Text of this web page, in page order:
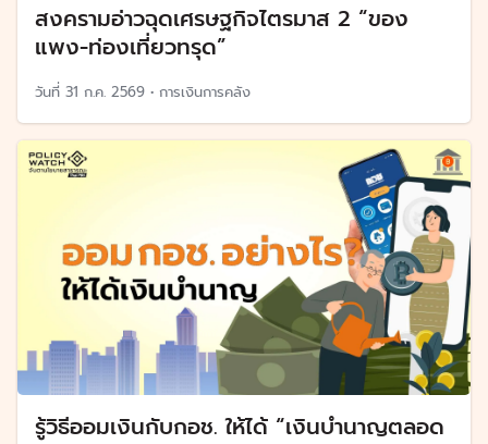
สงครามอ่าวฉุดเศรษฐกิจไตรมาส 2 “ของ
แพง-ท่องเที่ยวทรุด”
วันที่ 31 ก.ค. 2569 • การเงินการคลัง
รู้วิธีออมเงินกับกอช. ให้ได้ “เงินบำนาญตลอด